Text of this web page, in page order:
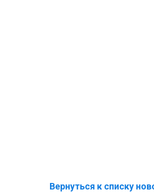
Вернуться к списку